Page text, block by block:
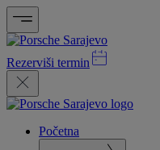
Rezerviši termin
Početna